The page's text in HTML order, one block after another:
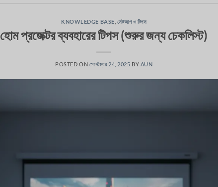
KNOWLEDGE BASE সেটআপ ও টিপস
হোম প্রজেক্টর ব্যবহারের টিপস (শুরুর জন্য চেকলিস্ট)
POSTED ON সেপ্টেম্বর 24, 2025 BY AUN